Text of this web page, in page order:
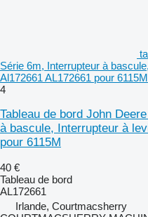
Série 6m, Interrupteur à
Al172661 AL172661 pour 6115M
4
Tableau de bord John
à bascule, Interrupteur à
pour 6115M
40 €
Tableau de bord
AL172661
Irlande, Courtmacsherry